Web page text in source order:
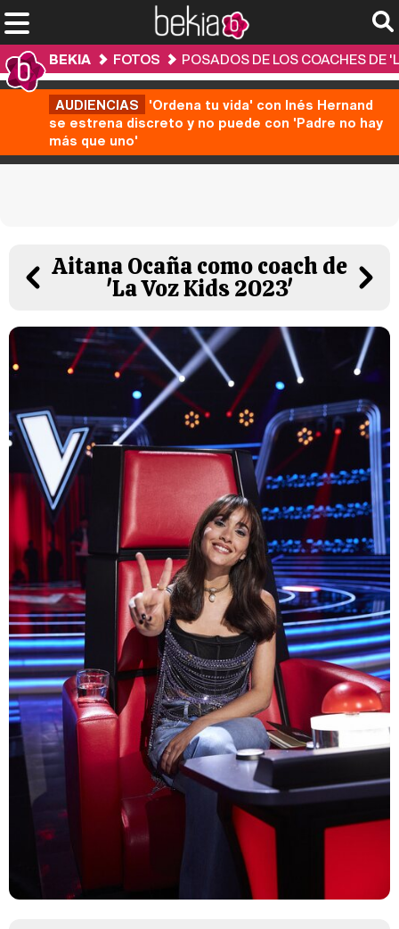
BEKIA FOTOS POSADOS DE LOS COACHES DE
AUDIENCIAS 'Ordena tu vida' con Inés Hernand
se estrena discreto y no puede con 'Padre no hay
más que uno'
Aitana Ocaña como coach de
'La Voz Kids 2023'